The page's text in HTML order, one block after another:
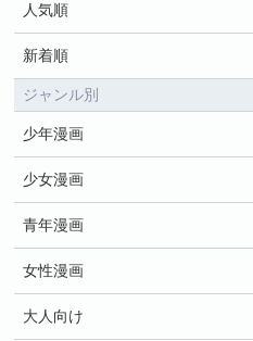
人気順
新着順
ジャンル別
少年漫画
少女漫画
青年漫画
女性漫画
大人向け